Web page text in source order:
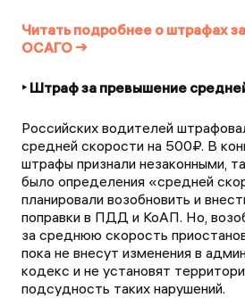
Читать подробнее о штрафах
ОСАГО →
‣ Штраф за превышение
Российских водителей
средней скорости на 500₽. В
штрафы признали незаконными,
было определения «средней
планировали возобновить и
поправки в ПДД и КоАП. Но,
за среднюю скорость
пока не внесут изменения в
кодекс и не установят
подсудность таких нарушений.